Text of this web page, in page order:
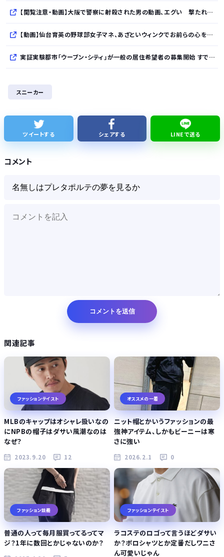
【閲覧注意・動画】大阪で警察に射殺された男の動画、エグい 撃たれてから叫びながら苦しみもがいて死ぬ
【動画】仙台育英の野球部女子マネ、あざといウィンクでお前らの心を鷲掴みｗｗｗｗｗ
実証実験都市「ウーブン・シティ」が一般の居住希望者の募集開始 すでにトヨタ関係者が居住
夏休みのラジオ体操の思ひ出
Powered by livedoor 相互RSS
スニーカー
ツイートする シェアする LINEで送る
コメント
関連記事
ファッションテイスト
MLBのキャップはオシャレ扱いなの
にNPBの帽子はダサい風潮なのは
なぜ？
2023.9.20 12
オススメの一着
ニット帽とかいうファッションの最
強神アイテム、しかもビーニーは寒
さに強い
2026.2.1 0
ファッション談義
普通の人って毎月服買ってるってマ
ジ？1年に数回とかじゃないのか？
ファッションテイスト
ラコステのロゴって言うほどダサい
か？ポロシャツとか定番だしワニさ
ん可愛いじゃん